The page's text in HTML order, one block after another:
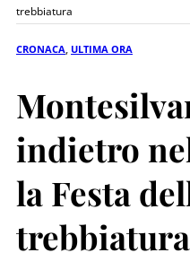
trebbiatura
CRONACA ULTIMA ORA
indietro
la Festa
trebbiatura